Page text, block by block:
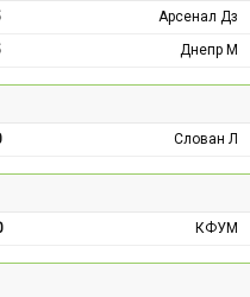
Арсенал Дз
Днепр М
Слован Л
КФУМ